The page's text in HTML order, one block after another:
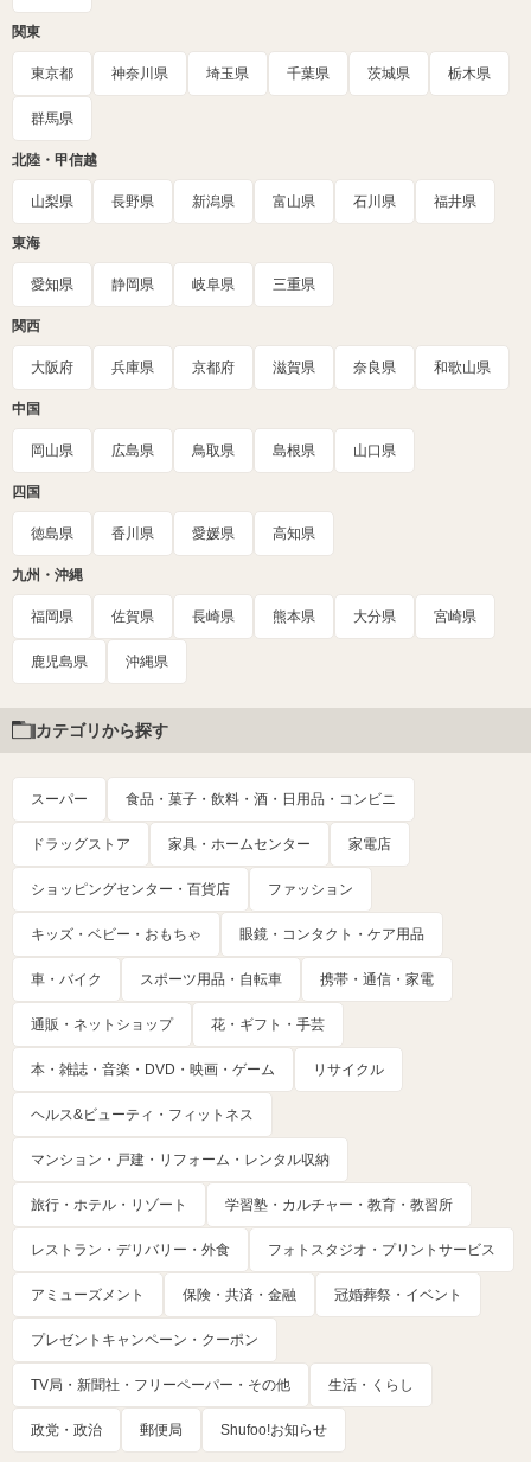
関東
東京都 神奈川県 埼玉県 千葉県 茨城県 栃木県
群馬県
北陸・甲信越
山梨県 長野県 新潟県 富山県 石川県 福井県
東海
愛知県 静岡県 岐阜県 三重県
関西
大阪府 兵庫県 京都府 滋賀県 奈良県 和歌山県
中国
岡山県 広島県 鳥取県 島根県 山口県
四国
徳島県 香川県 愛媛県 高知県
九州・沖縄
福岡県 佐賀県 長崎県 熊本県 大分県 宮崎県
鹿児島県 沖縄県
カテゴリから探す
スーパー 食品・菓子・飲料・酒・日用品・コンビニ
ドラッグストア 家具・ホームセンター 家電店
ショッピングセンター・百貨店 ファッション
キッズ・ベビー・おもちゃ 眼鏡・コンタクト・ケア用品
車・バイク スポーツ用品・自転車 携帯・通信・家電
通販・ネットショップ 花・ギフト・手芸
本・雑誌・音楽・DVD・映画・ゲーム リサイクル
ヘルス&ビューティ・フィットネス
マンション・戸建・リフォーム・レンタル収納
旅行・ホテル・リゾート 学習塾・カルチャー・教育・教習所
レストラン・デリバリー・外食 フォトスタジオ・プリントサービス
アミューズメント 保険・共済・金融 冠婚葬祭・イベント
プレゼントキャンペーン・クーポン
TV局・新聞社・フリーペーパー・その他 生活・くらし
政党・政治 郵便局 Shufoo!お知らせ